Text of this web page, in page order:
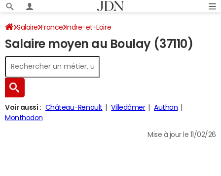
Salaire France Indre-et-Loire
Salaire moyen au Boulay (37110)
Voir aussi : Château-Renault Villedômer
Authon
Monthodon
Mise à jour le 11/02/26